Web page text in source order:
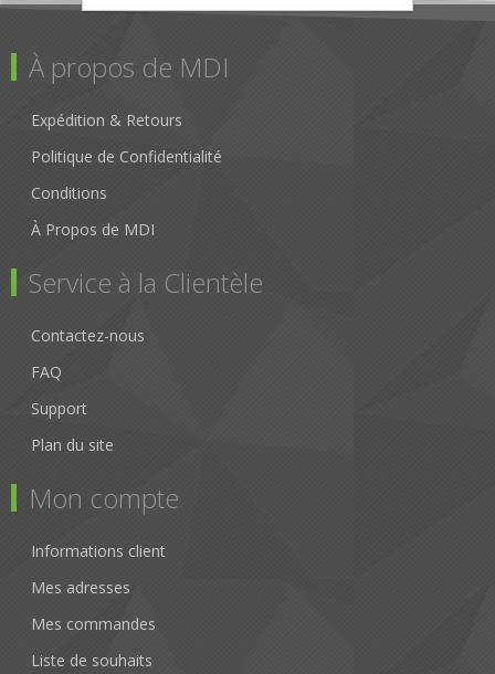
À propos de MDI
Expédition & Retours
Politique de Confidentialité
Conditions
À Propos de MDI
Service à la Clientèle
Contactez-nous
FAQ
Support
Plan du site
Mon compte
Informations client
Mes adresses
Mes commandes
Liste de souhaits